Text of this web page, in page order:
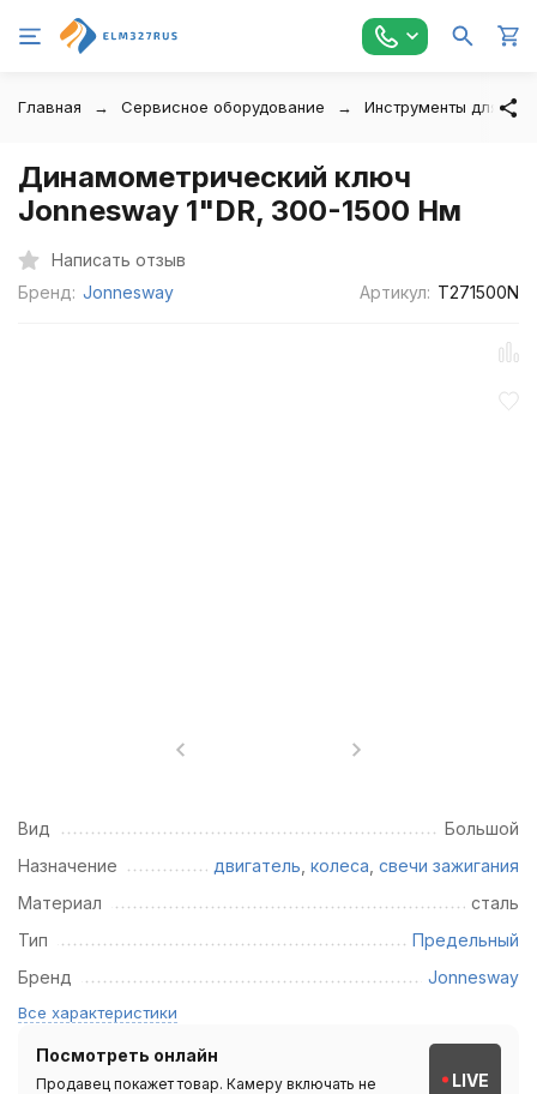
Главная Сервисное оборудование Инструменты для
Динамометрический ключ
Jonnesway 1"DR, 300-1500 Нм
Написать отзыв
Бренд: Jonnesway Артикул: T271500N
Вид
Большой
Назначение
двигатель колеса свечи зажигания
Материал
сталь
Тип
Предельный
Бренд
Jonnesway
Все характеристики
Посмотреть онлайн
Продавец покажет товар. Камеру включать не
LIVE